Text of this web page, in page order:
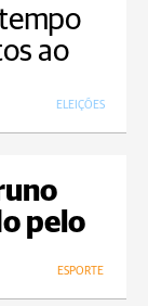
ao
ELEIÇÕES
pelo
ESPORTE